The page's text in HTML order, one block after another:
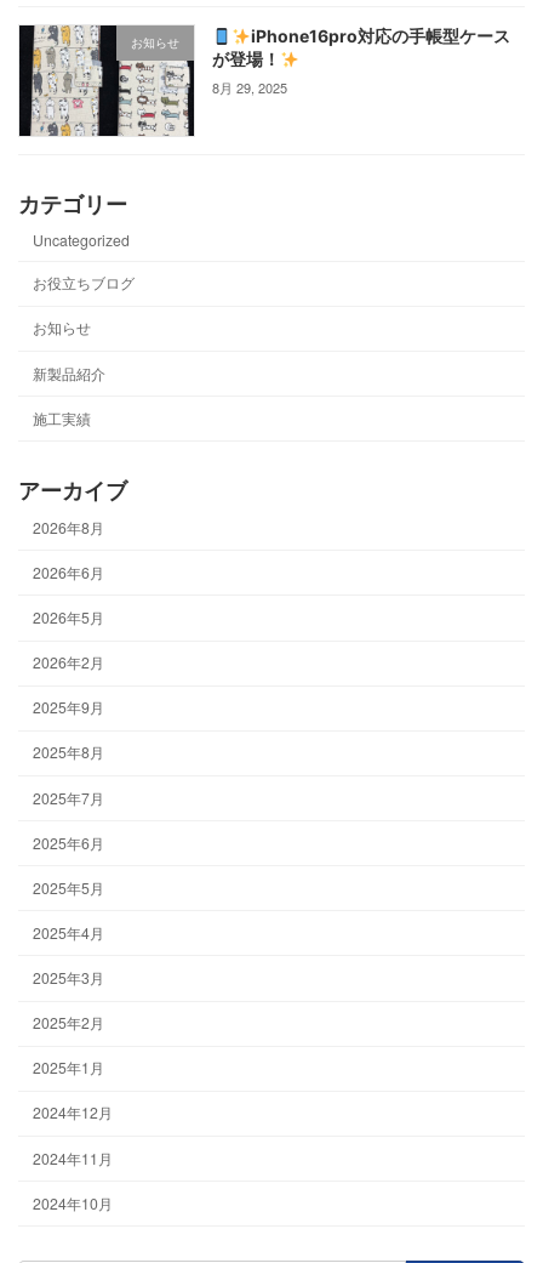
お知らせ
iPhone16pro対応の手帳型ケース
が登場！
8月 29, 2025
カテゴリー
Uncategorized
お役立ちブログ
お知らせ
新製品紹介
施工実績
アーカイブ
2026年8月
2026年6月
2026年5月
2026年2月
2025年9月
2025年8月
2025年7月
2025年6月
2025年5月
2025年4月
2025年3月
2025年2月
2025年1月
2024年12月
2024年11月
2024年10月